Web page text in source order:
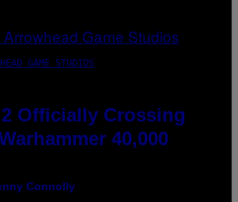
GAME STUDIOS
Officially Crossing
40,000
Connolly